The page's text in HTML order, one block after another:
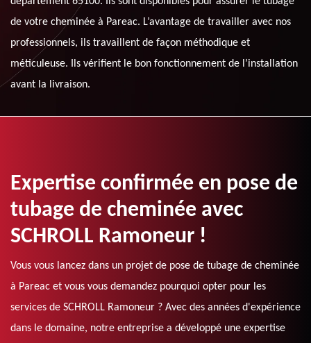
de votre cheminée à Pareac. L’avantage de travailler avec nos
professionnels, ils travaillent de façon méthodique et
méticuleuse. Ils vérifient le bon fonctionnement de l’installation
avant la livraison.
Expertise confirmée en pose de
tubage de cheminée avec
SCHROLL Ramoneur !
Vous vous lancez dans un projet de pose de tubage de cheminée
à Pareac et vous vous demandez pourquoi opter pour les
services de SCHROLL Ramoneur ? Avec des années d'expérience
dans le domaine, notre entreprise a développé une expertise